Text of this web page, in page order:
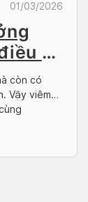
01/03/2026
trị
còn có
Vậy viêm
xoang có
hưởng